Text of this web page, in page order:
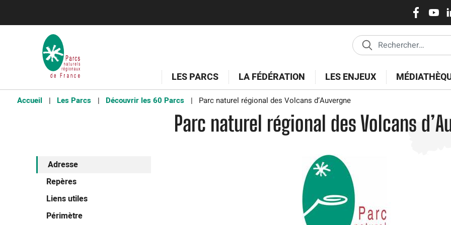
principal
Réseaux
sociaux
LES PARCS LA FÉDÉRATION LES ENJEUX
Accueil Les Parcs Découvrir les 60 Parcs Parc naturel régional des Volcans d’Auvergne
Parc naturel régional des Volcans
Adresse
Repères
Liens utiles
Périmètre